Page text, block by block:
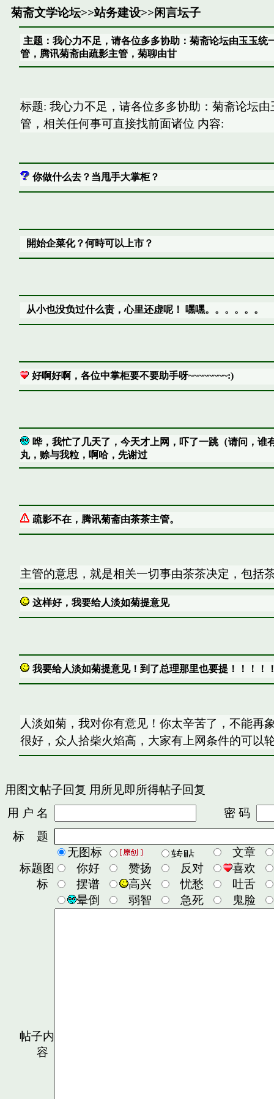
菊斋文学论坛>>站务建设>>闲言坛子
主题：我心力不足，请各位多多协助：菊斋论坛由玉玉统
管，腾讯菊斋由疏影主管，菊聊由甘
标题: 我心力不足，请各位多多协助：菊斋论坛
管，相关任何事可直接找前面诸位 内容:
你做什么去？当甩手大掌柜？
開始企菜化？何時可以上市？
从小也没负过什么责，心里还虚呢！ 嘿嘿。。。。。。
好啊好啊，各位中掌柜要不要助手呀~~~~~~~~:)
哗，我忙了几天了，今天才上网，吓了一跳（请问，谁
丸，赊与我粒，啊哈，先谢过
疏影不在，腾讯菊斋由茶茶主管。
主管的意思，就是相关一切事由茶茶决定，包括
这样好，我要给人淡如菊提意见
我要给人淡如菊提意见！到了总理那里也要提！！！！
人淡如菊，我对你有意见！你太辛苦了，不能再
很好，众人拾柴火焰高，大家有上网条件的可以
用图文帖子回复 用所见即所得帖子回复
用 户 名
密 码
标 题
标题图
标
无图标
文章
你好
赞扬 反对
喜欢
摆谱
高兴 忧愁
吐舌
晕倒
弱智 急死 鬼脸
帖子内
容